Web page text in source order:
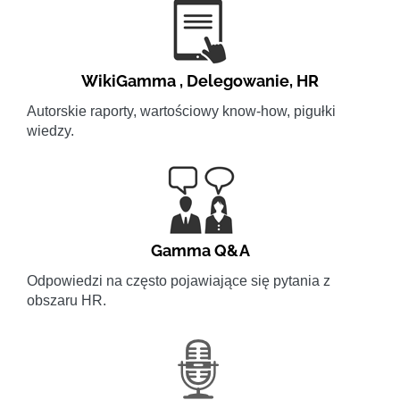
WikiGamma , Delegowanie, HR
Autorskie raporty, wartościowy know-how, pigułki
wiedzy.
Gamma Q&A
Odpowiedzi na często pojawiające się pytania z
obszaru HR.